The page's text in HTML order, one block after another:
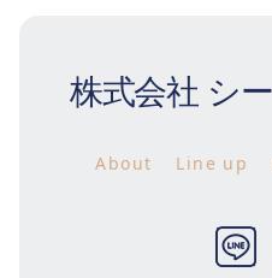
株式会社 シ
About Line up